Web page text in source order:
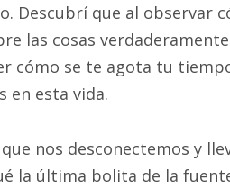
Descubrí que al observar
las cosas verdaderamente
cómo se te agota tu
en esta vida.
nos desconectemos y
la última bolita de la